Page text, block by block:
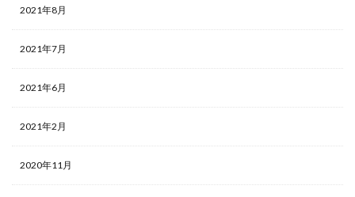
2021年8月
2021年7月
2021年6月
2021年2月
2020年11月